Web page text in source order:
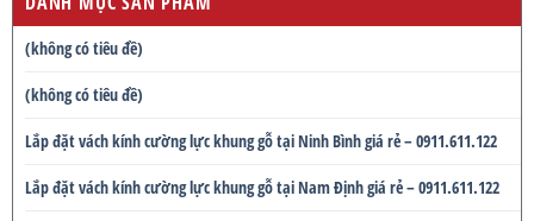
(không có tiêu đề)
(không có tiêu đề)
Lắp đặt vách kính cường lực khung gỗ tại Ninh Bình giá rẻ – 0911.611.122
Lắp đặt vách kính cường lực khung gỗ tại Nam Định giá rẻ – 0911.611.122